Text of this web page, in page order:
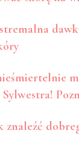
znaleźć